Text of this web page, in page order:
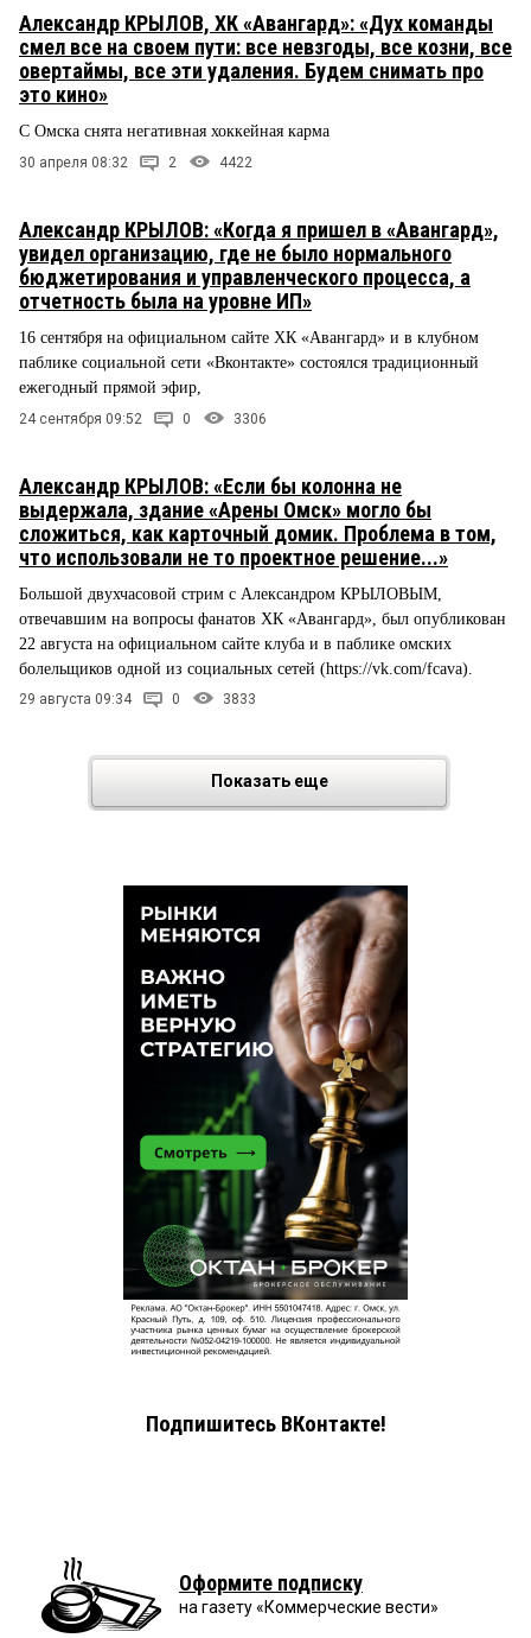
Александр КРЫЛОВ, ХК «Авангард»: «Дух команды
смел все на своем пути: все невзгоды, все козни, все
овертаймы, все эти удаления. Будем снимать про
это кино»
С Омска снята негативная хоккейная карма
30 апреля 08:32 2 4422
Александр КРЫЛОВ: «Когда я пришел в «Авангард»,
увидел организацию, где не было нормального
бюджетирования и управленческого процесса, а
отчетность была на уровне ИП»
16 сентября на официальном сайте ХК «Авангард» и в клубном
паблике социальной сети «Вконтакте» состоялся традиционный
ежегодный прямой эфир,
24 сентября 09:52 0 3306
Александр КРЫЛОВ: «Если бы колонна не
выдержала, здание «Арены Омск» могло бы
сложиться, как карточный домик. Проблема в том,
что использовали не то проектное решение...»
Большой двухчасовой стрим с Александром КРЫЛОВЫМ,
отвечавшим на вопросы фанатов ХК «Авангард», был опубликован
22 августа на официальном сайте клуба и в паблике омских
болельщиков одной из социальных сетей (https://vk.com/fcava).
29 августа 09:34 0 3833
Показать еще
Подпишитесь ВКонтакте!
Оформите подписку
на газету «Коммерческие вести»